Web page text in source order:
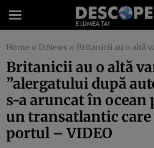
Home » D:News » Britanicii au o altă variantă a ”alergatului după autobuz”. O
Britanicii au o altă
”alergatului după
s-a aruncat în
un transatlantic care
portul – VIDEO